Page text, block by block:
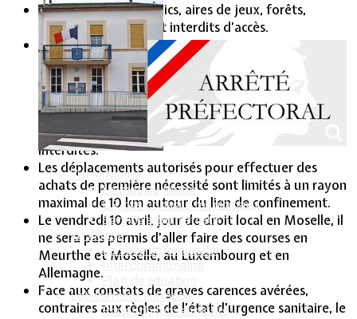
Votre Mairie
Le mot du Maire
CR des conseils municipaux
Service administratif
Le Village
La salle communale
Intercommunalité
Plan de situation
Lotissement Hambois
Projet de lotissements
les parcs, jardins publics, aires de jeux, forêts,
terrains de sport sont interdits d’accès.
Sur cette même
période et de 11 h
à 19 h, les sorties
pour activités
sportives
individuelles sont
interdites.
Les déplacements autorisés pour effectuer des
achats de première nécessité sont limités à un rayon
maximal de 10 km autour du lien de confinement.
Le vendredi 10 avril, jour de droit local en Moselle, il
ne sera pas permis d’aller faire des courses en
Meurthe et Moselle, au Luxembourg et en
Allemagne.
Face aux constats de graves carences avérées,
contraires aux règles de l’état d’urgence sanitaire, le